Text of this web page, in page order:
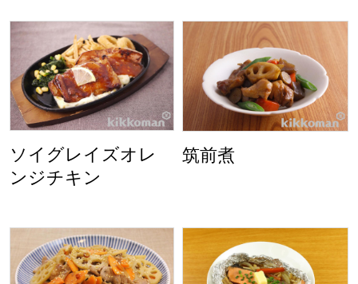
ソイグレイズオレ
ンジチキン
筑前煮